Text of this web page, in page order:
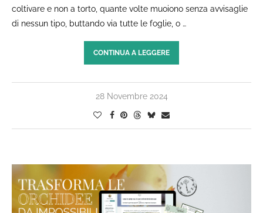
coltivare e non a torto, quante volte muoiono senza avvisaglie
di nessun tipo, buttando via tutte le foglie, o …
CONTINUA A LEGGERE
28 Novembre 2024